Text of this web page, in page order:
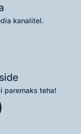
kanalitel.
paremaks teha!